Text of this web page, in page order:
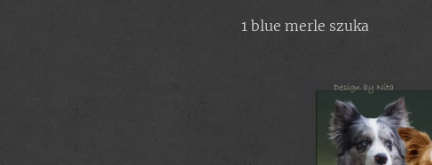
1 blue merle szuka